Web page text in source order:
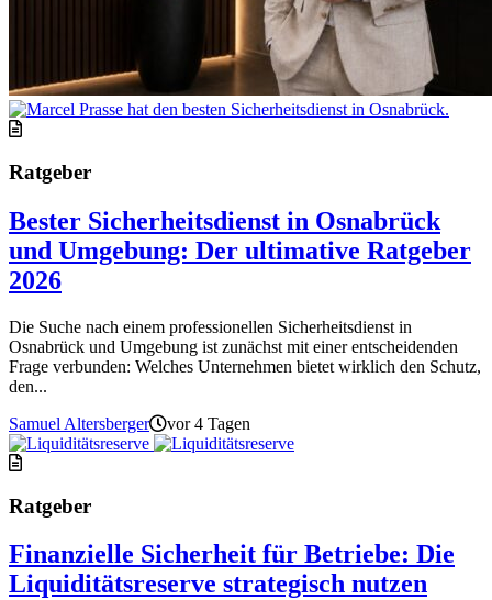
Ratgeber
Bester Sicherheitsdienst in Osnabrück
und Umgebung: Der ultimative Ratgeber
2026
Die Suche nach einem professionellen Sicherheitsdienst in
Osnabrück und Umgebung ist zunächst mit einer entscheidenden
Frage verbunden: Welches Unternehmen bietet wirklich den Schutz,
den...
Samuel Altersberger
vor 4 Tagen
Ratgeber
Finanzielle Sicherheit für Betriebe: Die
Liquiditätsreserve strategisch nutzen